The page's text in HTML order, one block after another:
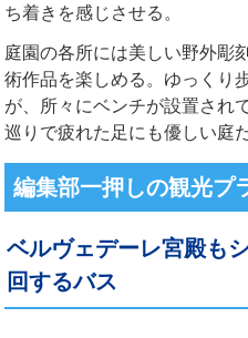
ち着きを感じさせる。
庭園の各所には美しい野外彫
術作品を楽しめる。ゆっくり
が、所々にベンチが設置され
巡りで疲れた足にも優しい庭だ
編集部一押しの観光プ
ベルヴェデーレ宮殿も
回するバス